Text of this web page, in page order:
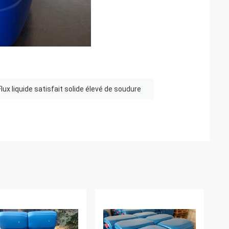
liquide satisfait solide élevé de soudure